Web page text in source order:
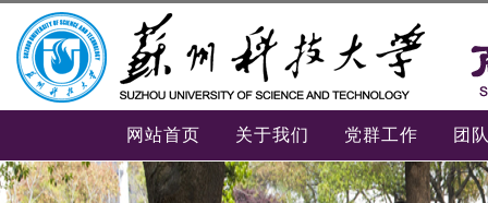
网站首页 关于我们 党群工作 团
-->